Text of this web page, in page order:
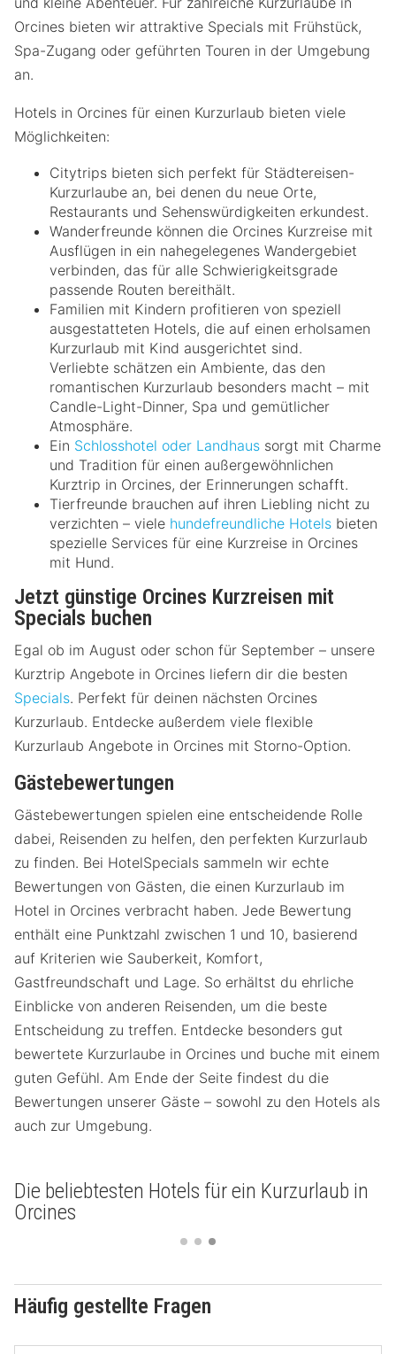
Orcines bieten wir attraktive Specials mit Frühstück,
Spa-Zugang oder geführten Touren in der Umgebung
an.
Hotels in Orcines für einen Kurzurlaub bieten viele
Möglichkeiten:
Citytrips bieten sich perfekt für Städtereisen-
Kurzurlaube an, bei denen du neue Orte,
Restaurants und Sehenswürdigkeiten erkundest.
Wanderfreunde können die Orcines Kurzreise mit
Ausflügen in ein nahegelegenes Wandergebiet
verbinden, das für alle Schwierigkeitsgrade
passende Routen bereithält.
Familien mit Kindern profitieren von speziell
ausgestatteten Hotels, die auf einen erholsamen
Kurzurlaub mit Kind ausgerichtet sind.
Verliebte schätzen ein Ambiente, das den
romantischen Kurzurlaub besonders macht – mit
Candle-Light-Dinner, Spa und gemütlicher
Atmosphäre.
Ein Schlosshotel oder Landhaus sorgt mit Charme
und Tradition für einen außergewöhnlichen
Kurztrip in Orcines, der Erinnerungen schafft.
Tierfreunde brauchen auf ihren Liebling nicht zu
verzichten – viele hundefreundliche Hotels bieten
spezielle Services für eine Kurzreise in Orcines
mit Hund.
Jetzt günstige Orcines Kurzreisen mit
Specials buchen
Egal ob im August oder schon für September – unsere
Kurztrip Angebote in Orcines liefern dir die besten
Specials. Perfekt für deinen nächsten Orcines
Kurzurlaub. Entdecke außerdem viele flexible
Kurzurlaub Angebote in Orcines mit Storno-Option.
Gästebewertungen
Gästebewertungen spielen eine entscheidende Rolle
dabei, Reisenden zu helfen, den perfekten Kurzurlaub
zu finden. Bei HotelSpecials sammeln wir echte
Bewertungen von Gästen, die einen Kurzurlaub im
Hotel in Orcines verbracht haben. Jede Bewertung
enthält eine Punktzahl zwischen 1 und 10, basierend
auf Kriterien wie Sauberkeit, Komfort,
Gastfreundschaft und Lage. So erhältst du ehrliche
Einblicke von anderen Reisenden, um die beste
Entscheidung zu treffen. Entdecke besonders gut
bewertete Kurzurlaube in Orcines und buche mit einem
guten Gefühl. Am Ende der Seite findest du die
Bewertungen unserer Gäste – sowohl zu den Hotels als
auch zur Umgebung.
Die beliebtesten Hotels für ein Kurzurlaub in
Orcines
Häufig gestellte Fragen